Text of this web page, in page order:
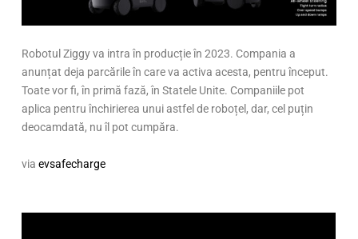
Robotul Ziggy va intra în producție în 2023. Compania a
anunțat deja parcările în care va activa acesta, pentru început.
Toate vor fi, în primă fază, în Statele Unite. Companiile pot
aplica pentru închirierea unui astfel de roboțel, dar, cel puțin
deocamdată, nu îl pot cumpăra.
viaevsafecharge